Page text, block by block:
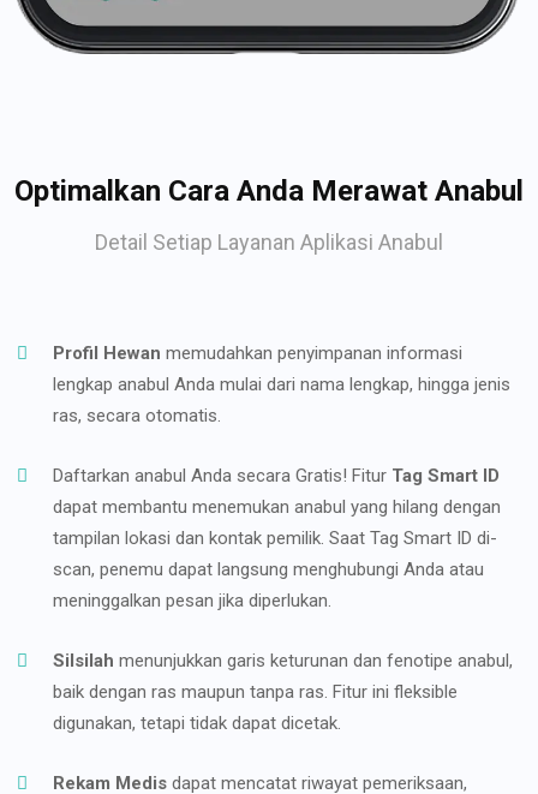
Optimalkan Cara Anda Merawat Anabul
Detail Setiap Layanan Aplikasi Anabul
Profil Hewan memudahkan penyimpanan informasi
lengkap anabul Anda mulai dari nama lengkap, hingga jenis
ras, secara otomatis.
Daftarkan anabul Anda secara Gratis! Fitur Tag Smart ID
dapat membantu menemukan anabul yang hilang dengan
tampilan lokasi dan kontak pemilik. Saat Tag Smart ID di-
scan, penemu dapat langsung menghubungi Anda atau
meninggalkan pesan jika diperlukan.
Silsilah menunjukkan garis keturunan dan fenotipe anabul,
baik dengan ras maupun tanpa ras. Fitur ini fleksible
digunakan, tetapi tidak dapat dicetak.
Rekam Medis dapat mencatat riwayat pemeriksaan,